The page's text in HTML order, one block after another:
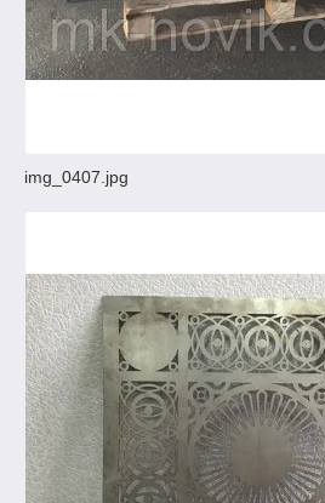
img_0407.jpg